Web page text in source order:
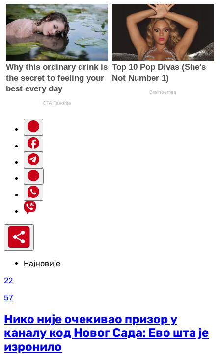
Најновије
22
57
Нико није очекивао призор у
каналу код Новог Сада: Ево шта је
изронило